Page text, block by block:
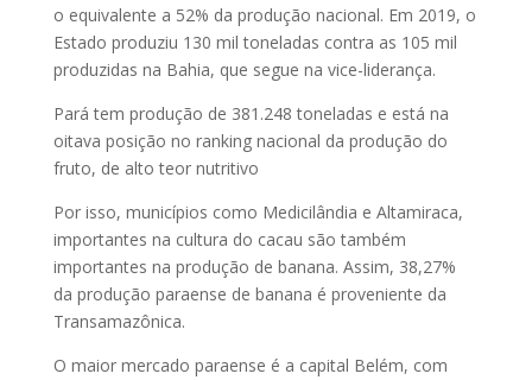
o equivalente a 52% da produção nacional. Em 2019, o
Estado produziu 130 mil toneladas contra as 105 mil
produzidas na Bahia, que segue na vice-liderança.
Pará tem produção de 381.248 toneladas e está na
oitava posição no ranking nacional da produção do
fruto, de alto teor nutritivo
Por isso, municípios como Medicilândia e Altamiraca,
importantes na cultura do cacau são também
importantes na produção de banana. Assim, 38,27%
da produção paraense de banana é proveniente da
Transamazônica.
O maior mercado paraense é a capital Belém, com